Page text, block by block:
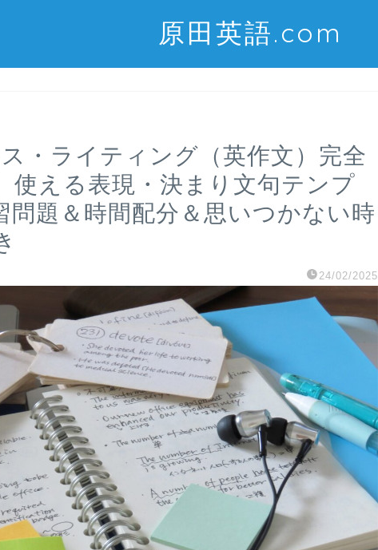
原田英語.com
ス・ライティング（英作文）完全
使える表現・決まり文句テンプ
問題＆時間配分＆思いつかない時
24/02/2025